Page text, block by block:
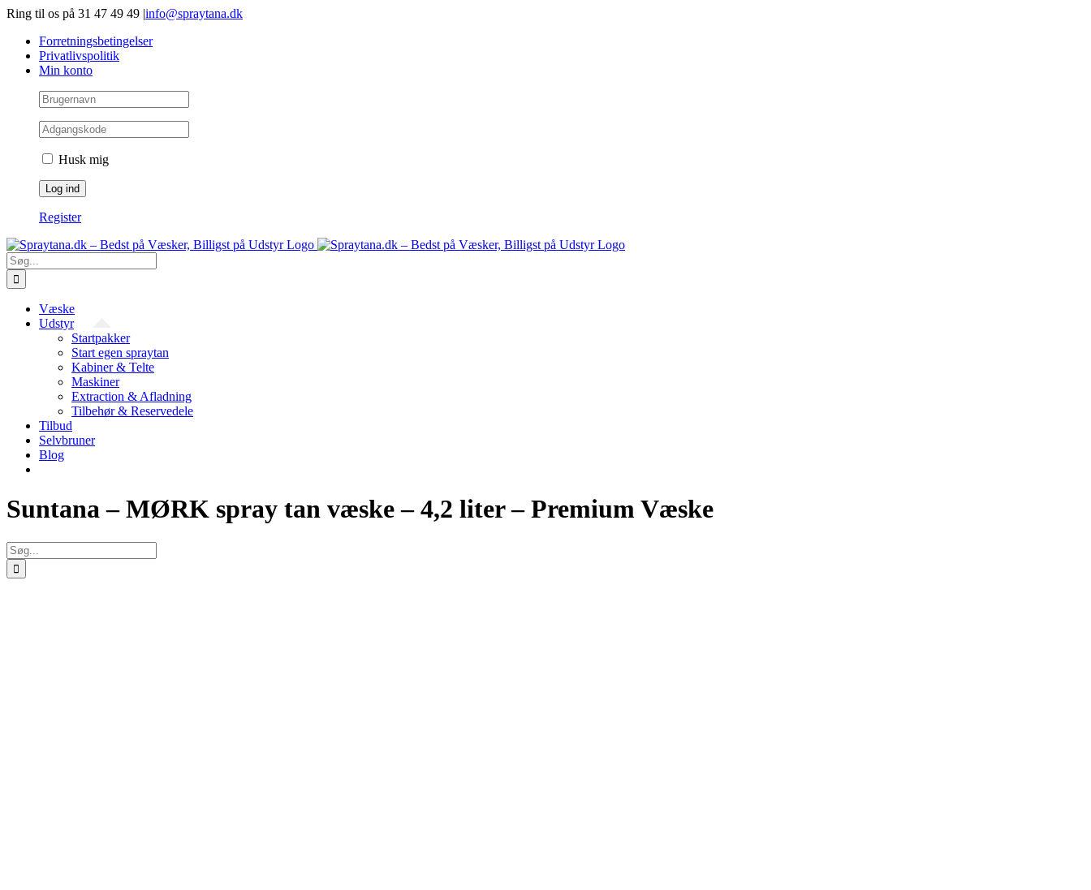
Gå
indhold
Ring til os på 31 47 49 49 |info@spraytana.dk
Forretningsbetingelser
Privatlivspolitik
Min konto
Husk mig
Register
Søg
efter:
Væske
Udstyr
Startpakker
Start egen spraytan
Kabiner & Telte
Maskiner
Extraction & Afladning
Tilbehør & Reservedele
Tilbud
Selvbruner
Blog
Suntana – MØRK spray tan væske – 4,2 liter – Premium Væske
Søg
efter: